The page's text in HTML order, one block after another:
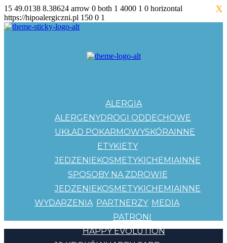
15 49.0138 8.38624 arrow 0 both 1 4000 1 0 horizontal
https://hipoalergiczni.pl 150 0 1
ALERGIA
ALERGENYDROGI ODDECHOWE
UKŁAD POKARMOWYSKÓRAINNE
ETYKIETY
JEDZENIEKOSMETYKICHEMIAINNE
SPOSOBY NA ZDROWIE
JEDZENIEKOSMETYKICHEMIAINNE
WYDARZENIA PARTNERZY
PATRONI
MEDIA
HAPPY EVOLUTION
X